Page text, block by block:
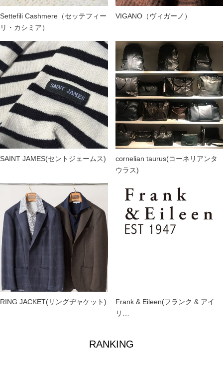
Settefili Cashmere（セッテフィー
リ・カシミア）
VIGANO（ヴィガーノ）
SAINT JAMES(セントジェームス)
cornelian taurus(コーネリアンタ
ウラス)
RING JACKET(リングヂャケット)
Frank & Eileen(フランク & アイ
リ…
RANKING